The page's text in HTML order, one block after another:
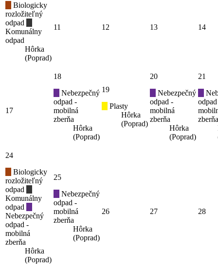
Biologicky
rozložiteľný
odpad
Komunálny
odpad
Hôrka
(Poprad)
11 12 13 14
17
18
Nebezpečný
odpad -
mobilná
zberňa
Hôrka
(Poprad)
19
Plasty
Hôrka
(Poprad)
20
Nebezpečný
odpad -
mobilná
zberňa
Hôrka
(Poprad)
21
zberňa
24
Biologicky
rozložiteľný
odpad
Komunálny
odpad
Nebezpečný
odpad -
mobilná
zberňa
Hôrka
(Poprad)
25
Nebezpečný
odpad -
mobilná
zberňa
Hôrka
(Poprad)
26 27 28